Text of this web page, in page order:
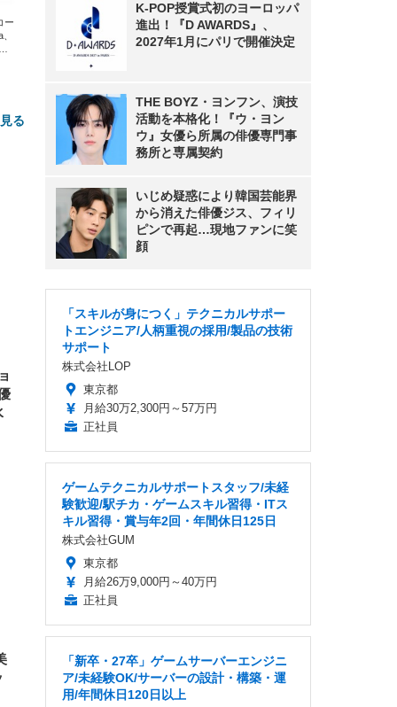
ー
る
)
K-POP授賞式初のヨーロッパ
進出！『D AWARDS』、
2027年1月にパリで開催決定
THE BOYZ・ヨンフン、演技
活動を本格化！『ウ・ヨン
ウ』女優ら所属の俳優専門事
務所と専属契約
いじめ疑惑により韓国芸能界
から消えた俳優ジス、フィリ
ピンで再起…現地ファンに笑
顔
「スキルが身につく」テクニカルサポー
トエンジニア/人柄重視の採用/製品の技術
サポート
株式会社LOP
東京都
月給30万2,300円～57万円
正社員
ゲームテクニカルサポートスタッフ/未経
験歓迎/駅チカ・ゲームスキル習得・ITス
キル習得・賞与年2回・年間休日125日
株式会社GUM
東京都
月給26万9,000円～40万円
正社員
「新卒・27卒」ゲームサーバーエンジニ
ア/未経験OK/サーバーの設計・構築・運
用/年間休日120日以上